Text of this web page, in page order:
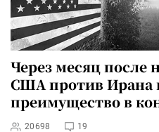
Через месяц после
США против Ирана
преимущество в
20698 19